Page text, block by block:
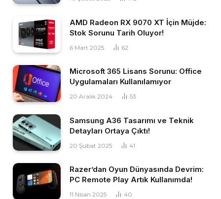
AMD Radeon RX 9070 XT İçin Müjde:
Stok Sorunu Tarih Oluyor!
6 Mart 2025 62
Microsoft 365 Lisans Sorunu: Office
Uygulamaları Kullanılamıyor
20 Aralık 2024 53
Samsung A36 Tasarımı ve Teknik
Detayları Ortaya Çıktı!
20 Şubat 2025 41
Razer’dan Oyun Dünyasında Devrim:
PC Remote Play Artık Kullanımda!
11 Nisan 2025 40